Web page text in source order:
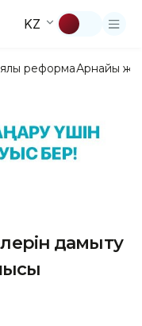
KZ
реформаАрнайы
дамыту